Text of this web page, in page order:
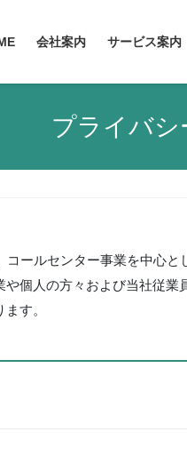
会社案内 サービス案内
プライバシ
ールセンター事業を中心と
個人の方々および当社従
す。